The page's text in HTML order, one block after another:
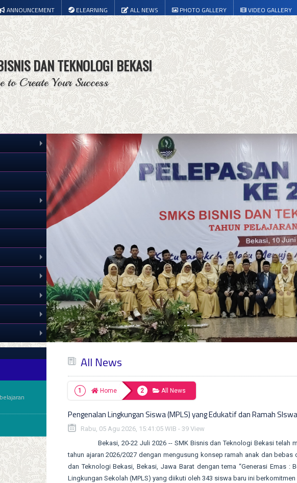
ANNOUNCEMENT ELEARNING ALL NEWS PHOTO GALLERY VIDEO GALLERY
DAN TEKNOLOGI BEKASI
to Create Your Success
All News
Home All News
Pengenalan Lingkungan Siswa (MPLS) yang Edukatif dan Ramah SIswa
Rabu, 05 Agu 2026, 15:41:05 WIB - 39 View
Bekasi, 20-22 Juli 2026 -- SMK Bisnis dan Teknologi Bekasi telah
tahun ajaran 2026/2027 dengan mengusung konsep ramah anak dan
dan Teknologi Bekasi, Bekasi, Jawa Barat dengan tema “Generasi Emas :
Lingkungan Sekolah (MPLS) yang diikuti oleh 343 siswa baru ini berkomitmen